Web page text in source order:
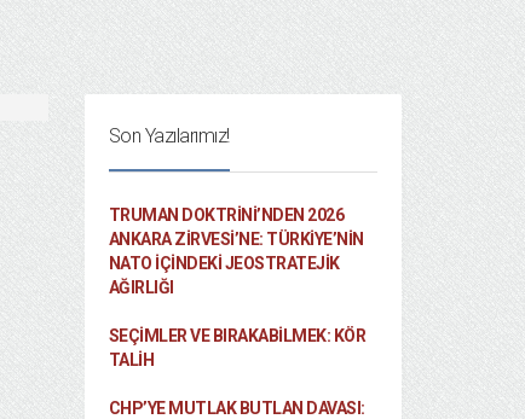
Son Yazılarımız!
TRUMAN DOKTRINI’NDEN 2026
ANKARA ZIRVESI’NE: TÜRKIYE’NIN
NATO İÇINDEKI JEOSTRATEJIK
AĞIRLIĞI
SEÇIMLER VE BIRAKABILMEK: KÖR
TALIH
CHP’YE MUTLAK BUTLAN DAVASI: